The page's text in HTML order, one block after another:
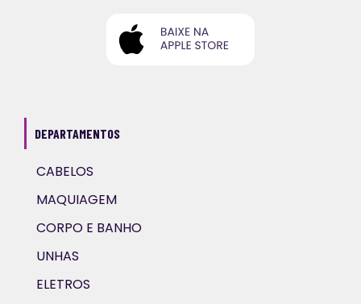
DEPARTAMENTOS
CABELOS
MAQUIAGEM
CORPO E BANHO
UNHAS
ELETROS